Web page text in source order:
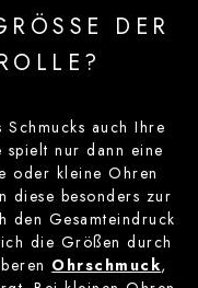
DER
auch Ihre
nur dann eine
oder kleine Ohren
diese besonders zur
den Gesamteindruck
die Größen durch
Ohrschmuck,